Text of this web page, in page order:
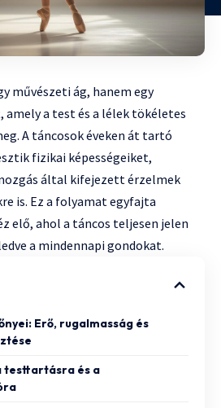
művészeti ág, hanem egy
, amely a test és a lélek tökéletes
A táncosok éveken át tartó
fizikai képességeiket,
által kifejezett érzelmek
is. Ez a folyamat egyfajta
elő, ahol a táncos teljesen jelen
a mindennapi gondokat.
Erő, rugalmasság és
testtartásra és a